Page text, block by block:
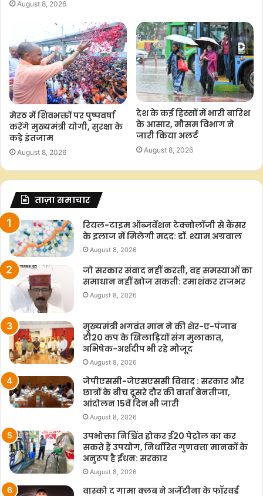
August 8, 2026
मेरठ में शिवभक्तों पर पुष्पवर्षा
करेंगे मुख्यमंत्री योगी, सुरक्षा के
कड़े इंतजाम
August 8, 2026
देश के कई हिस्सों में भारी बारिश
के आसार, मौसम विभाग ने
जारी किया अलर्ट
August 8, 2026
ताज़ा समाचार
रियल-टाइम ऑब्जर्वेशन टेक्नोलॉजी से कैंसर
के इलाज में मिलेगी मदद: डॉ. श्याम अग्रवाल
August 8, 2026
जो सरकार संवाद नहीं करती, वह समस्याओं का
समाधान नहीं खोज सकती: रमाशंकर राजभर
August 8, 2026
मुख्यमंत्री भगवंत मान ने की शेर-ए-पंजाब
टी20 कप के खिलाड़ियों संग मुलाकात,
अभिषेक-अर्शदीप भी रहे मौजूद
August 8, 2026
जेपीएससी-जेएसएससी विवाद : सरकार और
छात्रों के बीच दूसरे दौर की वार्ता बेनतीजा,
आंदोलन 15वें दिन भी जारी
August 8, 2026
उपभोक्ता निश्चिंत होकर ई20 पेट्रोल का कर
सकते हैं उपयोग, निर्धारित गुणवत्ता मानकों के
अनुरूप है ईंधन: सरकार
August 8, 2026
वास्को द गामा क्लब ने अर्जेंटीना के फॉरवर्ड